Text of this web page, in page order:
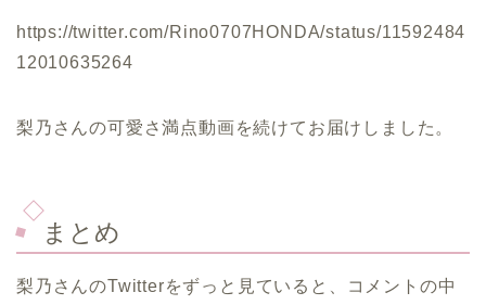
https://twitter.com/Rino0707HONDA/status/11592484
12010635264
梨乃さんの可愛さ満点動画を続けてお届けしました。
まとめ
梨乃さんのTwitterをずっと見ていると、コメントの中